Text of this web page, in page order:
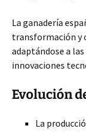
La ganadería
transformación y
adaptándose a
innovaciones
Evolución
La